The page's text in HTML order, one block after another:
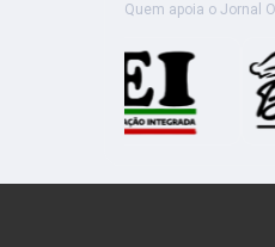
Quem apoia o Jornal O